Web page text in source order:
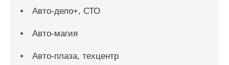
Авто-дело+, СТО
Авто-магия
Авто-плаза, техцентр